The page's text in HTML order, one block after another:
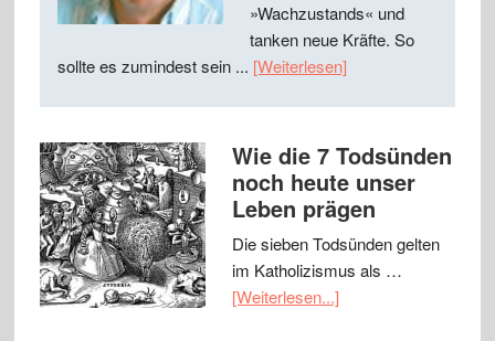
»Wachzustands« und
tanken neue Kräfte. So
sollte es zumindest sein ... [Weiterlesen]
Wie die 7 Todsünden
noch heute unser
Leben prägen
Die sieben Todsünden gelten
im Katholizismus als …
[Weiterlesen...]